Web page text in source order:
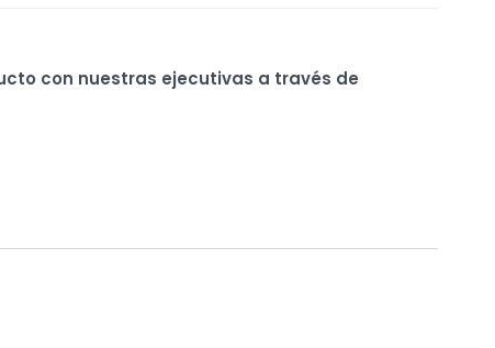
con nuestras ejecutivas a través de